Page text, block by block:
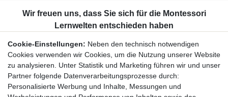
Bestellung widerrufen
Datenschutzerklärung
AGB
Impressum
Aktuelles rund um Montessori-Materialien und
Montessori-Pädagogik.
Cookie-Einstellungen: Neben den technisch notwendigen
Cookies verwenden wir Cookies, um die Nutzung unserer Website
zu analysieren. Unter Statistik und Marketing führen wir und unser
Partner folgende Datenverarbeitungsprozesse durch:
Personalisierte Werbung und Inhalte, Messungen und